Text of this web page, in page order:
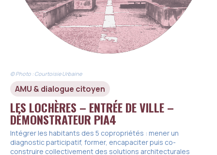
© Photo : Courtoisie Urbaine
AMU & dialogue citoyen
LES LOCHÈRES – ENTRÉE DE VILLE –
DÉMONSTRATEUR PIA4
Intégrer les habitants des 5 copropriétés : mener un
diagnostic participatif, former, encapaciter puis co-
construire collectivement des solutions architecturales